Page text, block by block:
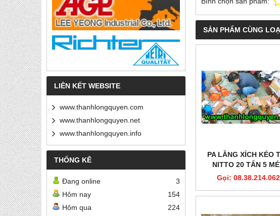
LIÊN KẾT WEBSITE
www.thanhlongquyen.com
www.thanhlongquyen.net
www.thanhlongquyen.info
THỐNG KÊ
Đang online
3
Hôm nay
154
Hôm qua
224
SẢN PHẨM CÙNG
PA LĂNG XÍCH KÉO
NITTO 20 TẤN 5
180VP5
Gọi: 08.38.214.062